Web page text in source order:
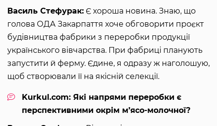
Василь Стефурак: Є хороша новина. Знаю, що
голова ОДА Закарпаття хоче обговорити проєкт
будівництва фабрики з переробки продукції
українського вівчарства. При фабриці планують
запустити й ферму. Єдине, я одразу ж наголошую,
щоб створювали її на якісній селекції.
Kurkul.com: Які напрями переробки є
перспективними окрім м’ясо-молочної?